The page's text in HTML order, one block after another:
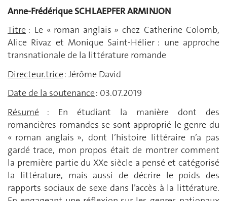
Anne-Frédérique SCHLAEPFER ARMINJON
Titre : Le « roman anglais » chez Catherine Colomb,
Alice Rivaz et Monique Saint-Hélier : une approche
transnationale de la littérature romande
Directeur.trice: Jérôme David
Date de la soutenance: 03.07.2019
Résumé : En étudiant la manière dont des
romancières romandes se sont approprié le genre du
« roman anglais », dont l’histoire littéraire n’a pas
gardé trace, mon propos était de montrer comment
la première partie du XXe siècle a pensé et catégorisé
la littérature, mais aussi de décrire le poids des
rapports sociaux de sexe dans l’accès à la littérature.